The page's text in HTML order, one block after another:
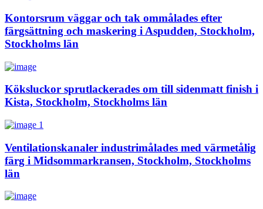
Kontorsrum väggar och tak ommålades efter
färgsättning och maskering i Aspudden, Stockholm,
Stockholms län
Köksluckor sprutlackerades om till sidenmatt finish i
Kista, Stockholm, Stockholms län
Ventilationskanaler industrimålades med värmetålig
färg i Midsommarkransen, Stockholm, Stockholms
län